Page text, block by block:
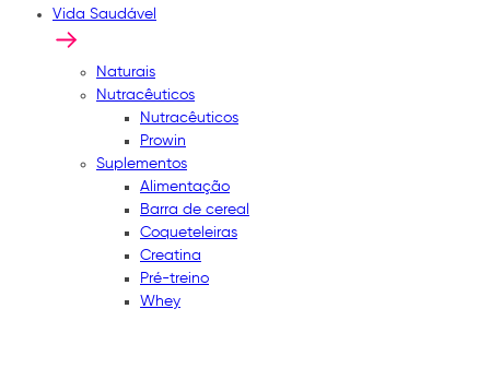
Vida Saudável
Naturais
Nutracêuticos
Nutracêuticos
Prowin
Suplementos
Alimentação
Barra de cereal
Coqueteleiras
Creatina
Pré-treino
Whey